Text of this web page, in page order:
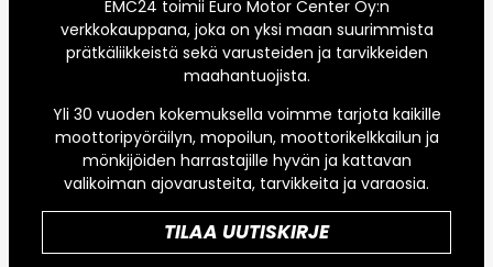
EMC24 toimii Euro Motor Center Oy:n
verkkokauppana, joka on yksi maan suurimmista
prätkäliikkeistä sekä varusteiden ja tarvikkeiden
maahantuojista.
Yli 30 vuoden kokemuksella voimme tarjota kaikille
moottoripyöräilyn, mopoilun, moottorikelkkailun ja
mönkijöiden harrastajille hyvän ja kattavan
valikoiman ajovarusteita, tarvikkeita ja varaosia.
TILAA UUTISKIRJE